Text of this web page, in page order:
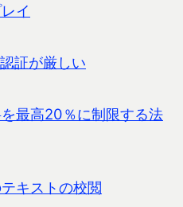
イ
証が厳しい
最高20％に制限する法
キストの校閲